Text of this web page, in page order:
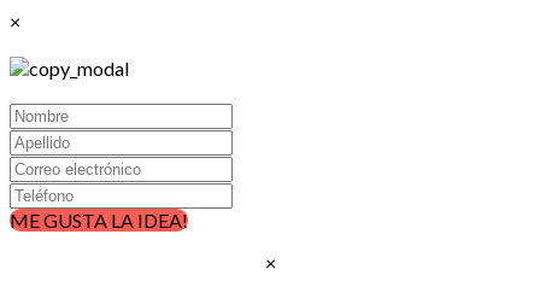
×
ME GUSTA LA IDEA!
×